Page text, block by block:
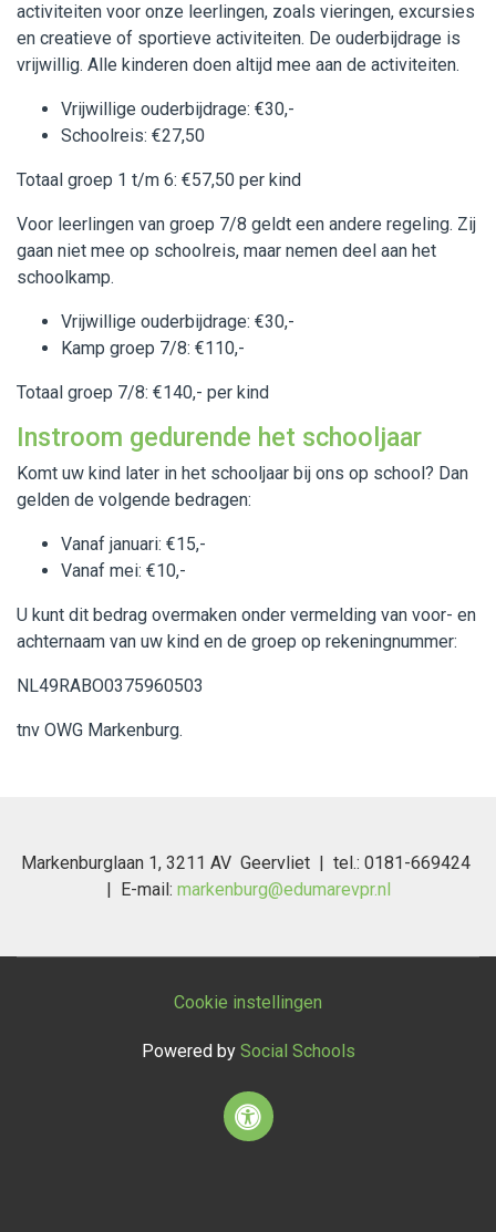
activiteiten voor onze leerlingen, zoals vieringen, excursies
en creatieve of sportieve activiteiten. De ouderbijdrage is
vrijwillig. Alle kinderen doen altijd mee aan de activiteiten.
Vrijwillige ouderbijdrage: €30,-
Schoolreis: €27,50
Totaal groep 1 t/m 6: €57,50 per kind
Voor leerlingen van groep 7/8 geldt een andere regeling. Zij
gaan niet mee op schoolreis, maar nemen deel aan het
schoolkamp.
Vrijwillige ouderbijdrage: €30,-
Kamp groep 7/8: €110,-
Totaal groep 7/8: €140,- per kind
Instroom gedurende het schooljaar
Komt uw kind later in het schooljaar bij ons op school? Dan
gelden de volgende bedragen:
Vanaf januari: €15,-
Vanaf mei: €10,-
U kunt dit bedrag overmaken onder vermelding van voor- en
achternaam van uw kind en de groep op rekeningnummer:
NL49RABO0375960503
tnv OWG Markenburg.
Markenburglaan 1, 3211 AV Geervliet | tel.: 0181-669424
| E-mail: markenburg@edumarevpr.nl
Cookie instellingen
Powered by Social Schools